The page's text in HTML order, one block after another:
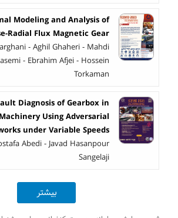
Modeling and Analysis of
Radial Flux Magnetic Gear
- Aghil Ghaheri - Mahdi
- Ebrahim Afjei - Hossein
Torkaman
Diagnosis of Gearbox in
Using Adversarial
under Variable Speeds
Abedi - Javad Hasanpour
Sangelaji
بیشتر